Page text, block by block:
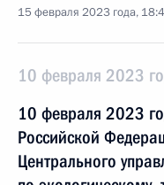
15 февраля 2023 года,
10 февраля 2023
10 февраля 2023
Российской
Центрального